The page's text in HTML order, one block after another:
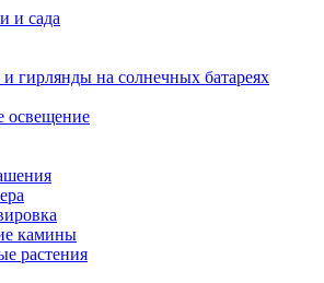
и сада
гирлянды на солнечных батареях
освещение
камины
растения